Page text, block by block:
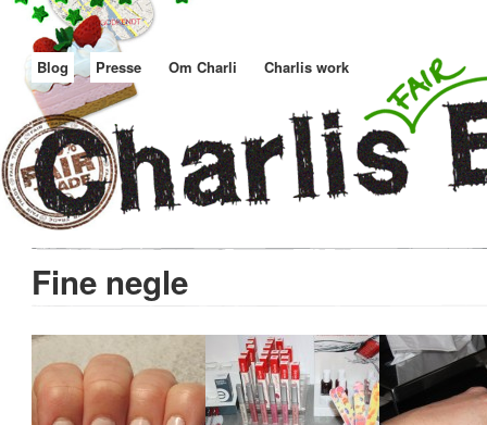
Blog Presse Om Charli Charlis work
Fine negle